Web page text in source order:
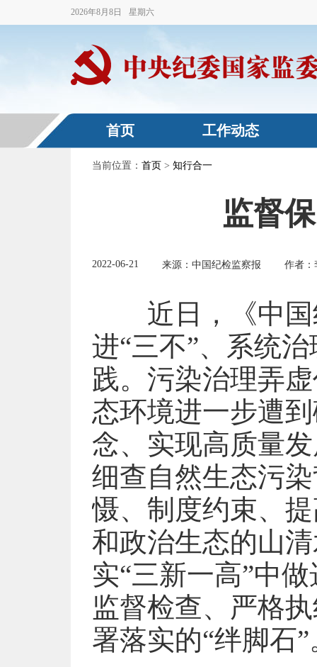
2026年8月 8 日 星期六
首页 工作动态
当前位置： 首页 > 知行合一
监督
2022-06-21 来源：中国纪检监察报 作者：
近日，《中国
进“三不”、系统
践。污染治理弄
态环境进一步遭
念、实现高质量
细查自然生态污
慑、制度约束、
和政治生态的山
实“三新一高”中
监督检查、严格
署落实的“绊脚石”